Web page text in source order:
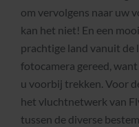
om vervolgens naar uw
kan het niet! En een
prachtige land vanuit
fotocamera gereed,
u voorbij trekken. Voor
het vluchtnetwerk van
tussen de diverse